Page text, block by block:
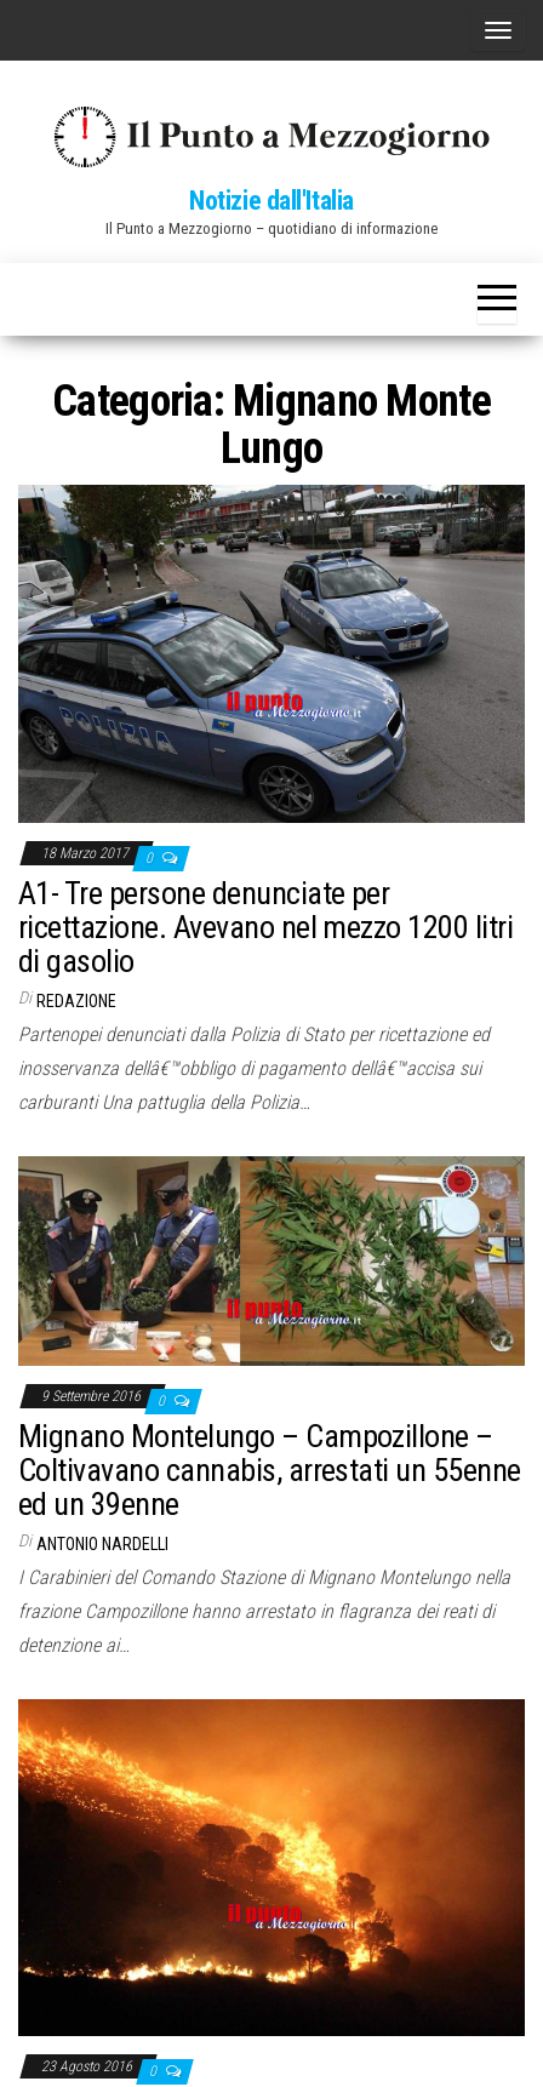
C
a
v
i
o
Notizie dall'Italia
Il Punto a Mezzogiorno – quotidiano di informazione
Categoria: Mignano Monte
Lungo
18 Marzo 2017 0
A1- Tre persone denunciate per
ricettazione. Avevano nel mezzo 1200 litri
di gasolio
Di REDAZIONE
Partenopei denunciati dalla Polizia di Stato per ricettazione ed
inosservanza dellâ€™obbligo di pagamento dellâ€™accisa sui
carburanti Una pattuglia della Polizia…
9 Settembre 2016 0
Mignano Montelungo – Campozillone –
Coltivavano cannabis, arrestati un 55enne
ed un 39enne
Di ANTONIO NARDELLI
I Carabinieri del Comando Stazione di Mignano Montelungo nella
frazione Campozillone hanno arrestato in flagranza dei reati di
detenzione ai…
23 Agosto 2016 0